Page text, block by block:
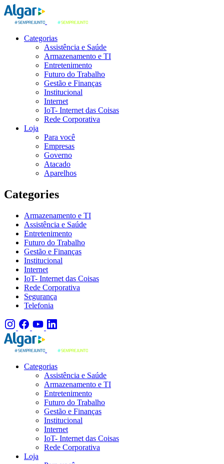
Categorias
Assistência e Saúde
Armazenamento e TI
Entretenimento
Futuro do Trabalho
Gestão e Finanças
Institucional
Internet
IoT- Internet das Coisas
Rede Corporativa
Loja
Para você
Empresas
Governo
Atacado
Aparelhos
Categories
Armazenamento e TI
Assistência e Saúde
Entretenimento
Futuro do Trabalho
Gestão e Finanças
Institucional
Internet
IoT- Internet das Coisas
Rede Corporativa
Segurança
Telefonia
Categorias
Assistência e Saúde
Armazenamento e TI
Entretenimento
Futuro do Trabalho
Gestão e Finanças
Institucional
Internet
IoT- Internet das Coisas
Rede Corporativa
Loja